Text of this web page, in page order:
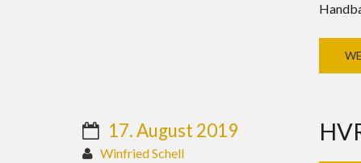
17. August 2019
Winfried Schell